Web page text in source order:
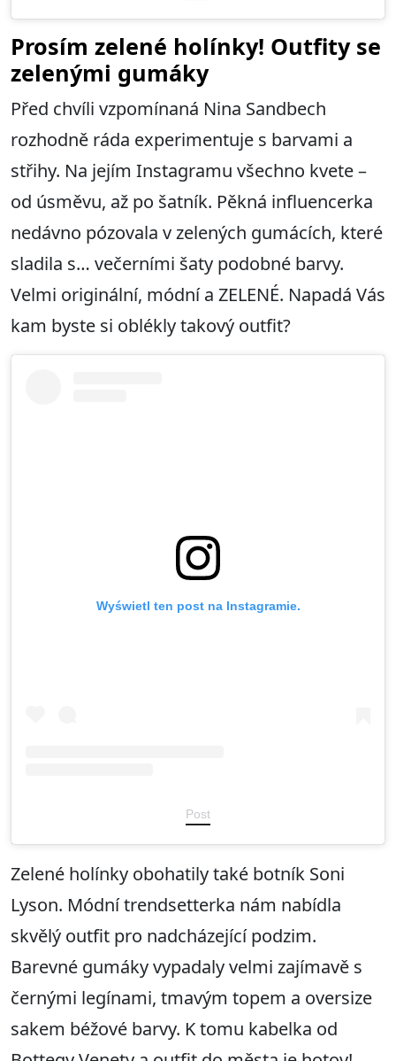
Prosím zelené holínky! Outfity se
zelenými gumáky
Před chvíli vzpomínaná Nina Sandbech
rozhodně ráda experimentuje s barvami a
střihy. Na jejím Instagramu všechno kvete –
od úsměvu, až po šatník. Pěkná influencerka
nedávno pózovala v zelených gumácích, které
sladila s… večerními šaty podobné barvy.
Velmi originální, módní a ZELENÉ. Napadá Vás
kam byste si oblékly takový outfit?
Wyświetl ten post na Instagramie.
Post
Zelené holínky obohatily také botník Soni
Lyson. Módní trendsetterka nám nabídla
skvělý outfit pro nadcházející podzim.
Barevné gumáky vypadaly velmi zajímavě s
černými legínami, tmavým topem a oversize
sakem béžové barvy. K tomu kabelka od